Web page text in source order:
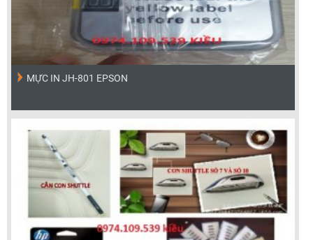
MỰC IN JH-801 EPSON